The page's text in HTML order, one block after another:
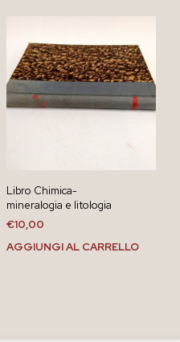
Libro Chimica-
mineralogia e litologia
€10,00
AGGIUNGI AL CARRELLO